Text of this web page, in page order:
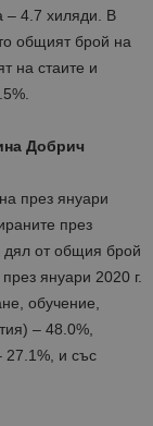
– 4.7 хиляди. В
общият брой на
на стаите и
Добрич
през януари
през
дял от общия брой
януари 2020 г.
обучение,
– 48.0%,
27.1%, и със